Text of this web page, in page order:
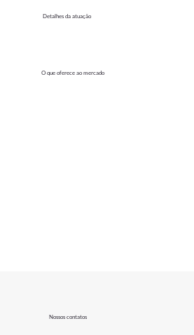
Detalhes da atuação
O que oferece ao mercado
Nossos contatos